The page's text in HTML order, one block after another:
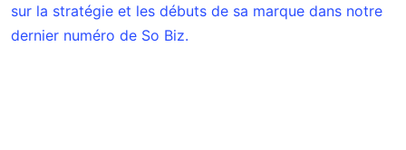
sur la stratégie et les débuts de sa marque dans notre
dernier numéro de So Biz.